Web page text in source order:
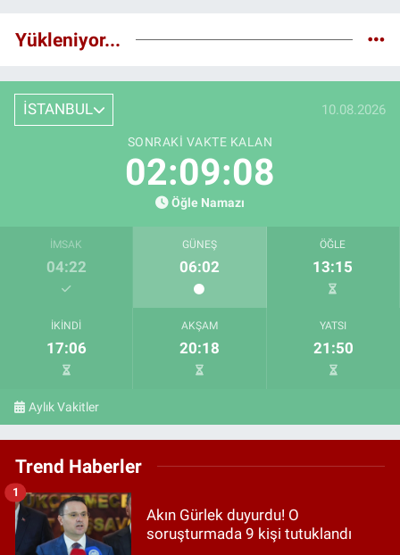
Yükleniyor...
İSTANBUL 10.08.2026
SONRAKI VAKTE KALAN
02:09:07
Öğle Namazı
İMSAK
04:22
GÜNEŞ
06:02
ÖĞLE
13:15
İKINDI
17:06
AKŞAM
20:18
YATSI
21:50
Aylık Vakitler
Trend Haberler
Akın Gürlek duyurdu! O
soruşturmada 9 kişi tutuklandı
1